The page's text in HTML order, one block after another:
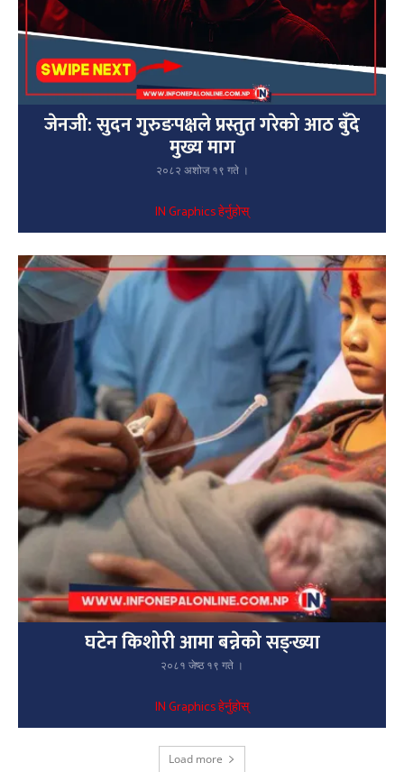
जेनजी: सुदन गुरुङपक्षले प्रस्तुत गरेको आठ बुँदे
मुख्य माग
२०८२ अशोज १९ गते ।
IN Graphics हेर्नुहोस्
घटेन किशोरी आमा बन्नेको सङ्ख्या
२०८१ जेष्ठ १९ गते ।
IN Graphics हेर्नुहोस्
Load more